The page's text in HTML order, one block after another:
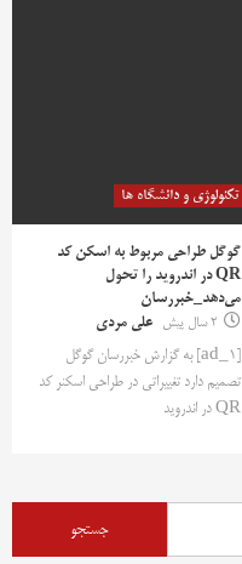
تکنولوژی و دانشگاه ها
گوگل طراحی مربوط به اسکن کد
QR در اندروید را تحول
می‌دهد_خبررسان
2 سال پیش
علی مردی
[ad_1] به گزارش خبررسان گوگل
تصمیم دارد تغییراتی در طراحی اسکنر کد
QR در اندروید